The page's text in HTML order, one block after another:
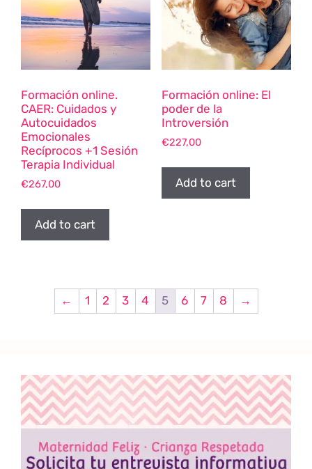
Formación online.
CAER: Cuidados y
Autocuidados
Emocionales
Recíprocos +1 Sesión
Terapia Individual
€267,00
Add to cart
Formación online: El
poder de la
Introversión
€227,00
Add to cart
← 1 2 3 4 5 6 7 8 →